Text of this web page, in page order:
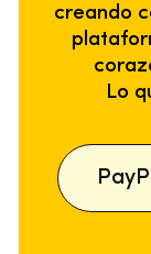
creando
Lo